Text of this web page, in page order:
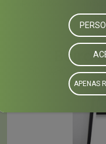
Beira Leito - BL
Beira
Solução para